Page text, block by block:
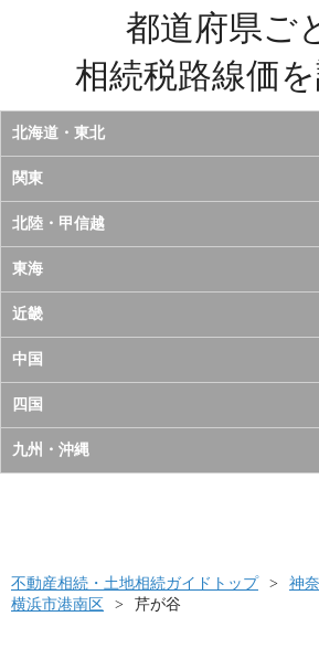
都道府県ご
相続税路線価
北海道・東北
北海道
青森県
岩手県
宮城県
秋田県
山形県
福島県
関東
東京都
神奈川県
千葉県
埼玉県
茨城県
栃木県
北陸・甲信越
山梨県
長野県
新潟県
富山県
石川県
東海
愛知県
岐阜県
三重県
静岡県
近畿
大阪府
京都府
兵庫県
和歌山県
中国
鳥取県
島根県
山口県
四国
徳島県
高知県
九州・沖縄
長崎県
不動産相続・土地相続ガイドトップ
神
横浜市港南区
芹が谷